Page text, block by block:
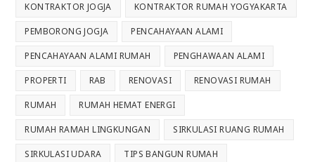
KONTRAKTOR JOGJA KONTRAKTOR RUMAH YOGYAKARTA
PEMBORONG JOGJA PENCAHAYAAN ALAMI
PENCAHAYAAN ALAMI RUMAH PENGHAWAAN ALAMI
PROPERTI RAB RENOVASI RENOVASI RUMAH
RUMAH RUMAH HEMAT ENERGI
RUMAH RAMAH LINGKUNGAN SIRKULASI RUANG RUMAH
SIRKULASI UDARA TIPS BANGUN RUMAH